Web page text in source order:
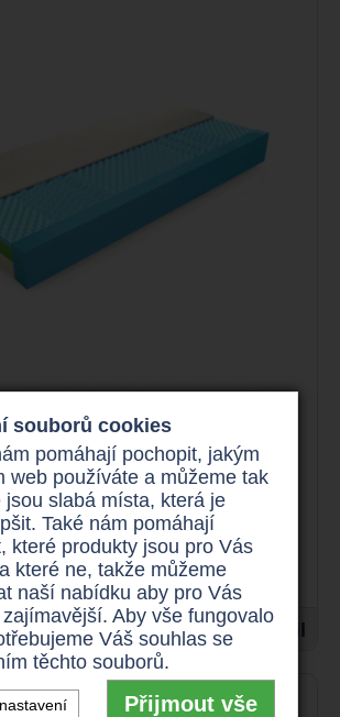
Master Grande
15 cm
Detail
souborů cookies
pomáhají pochopit, jakým
web používáte a můžeme tak
jsou slabá místa, která je
Také nám pomáhají
které produkty jsou pro Vás
které ne, takže můžeme
naší nabídku aby pro Vás
Aby vše fungovalo
Váš souhlas se
těchto souborů.
Přijmout vše